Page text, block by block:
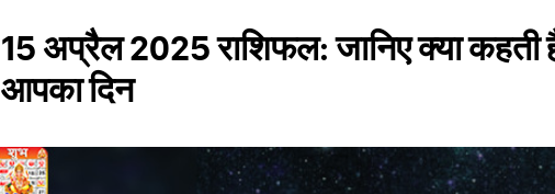
15 अप्रैल 2025 राशिफल: जानिए क्या कहती
आपका दिन